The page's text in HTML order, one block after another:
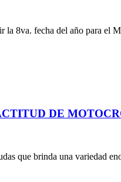
la 8va. fecha del año para el
DE
que brinda una variedad